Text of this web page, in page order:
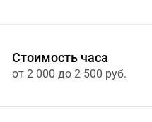
Стоимость часа
от 2 000 до 2 500 руб.